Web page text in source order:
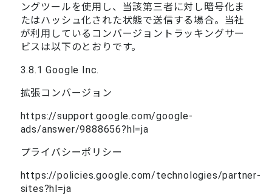
ングツールを使用し、当該第三者に対し暗号化ま
たはハッシュ化された状態で送信する場合。当社
が利用しているコンバージョントラッキングサー
ビスは以下のとおりです。
3.8.1 Google Inc.
拡張コンバージョン
https://support.google.com/google-
ads/answer/9888656?hl=ja
プライバシーポリシー
https://policies.google.com/technologies/partner-
sites?hl=ja